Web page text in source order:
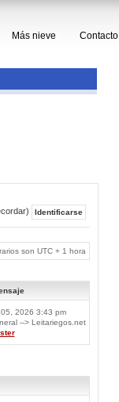
Más nieve Contacto
son UTC + 1 hora
05, 2026 3:43 pm
--> Leitariegos.net